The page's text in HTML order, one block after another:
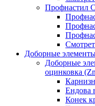
Профнастил
Доборные
Доборные
оцинковка
Ендова
Конек